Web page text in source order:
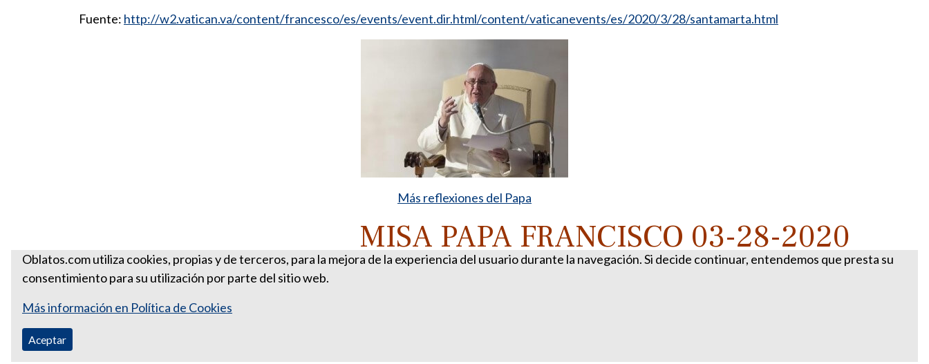
Fuente: http://w2.vatican.va/content/francesco/es/events/event.dir.html/content/vaticanevents/es/2020/3/28/santamarta.html
Más reflexiones del Papa
MISA PAPA FRANCISCO 03-28-2020
Oblatos.com utiliza cookies, propias y de terceros, para la mejora de la experiencia del usuario durante la navegación. Si decide continuar, entendemos que presta su
consentimiento para su utilización por parte del sitio web.
Más información en Política de Cookies
Aceptar